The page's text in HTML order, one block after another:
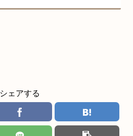
シェアする